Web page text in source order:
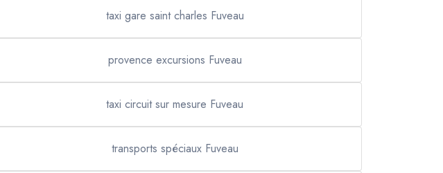
taxi gare saint charles Fuveau
provence excursions Fuveau
taxi circuit sur mesure Fuveau
transports spéciaux Fuveau